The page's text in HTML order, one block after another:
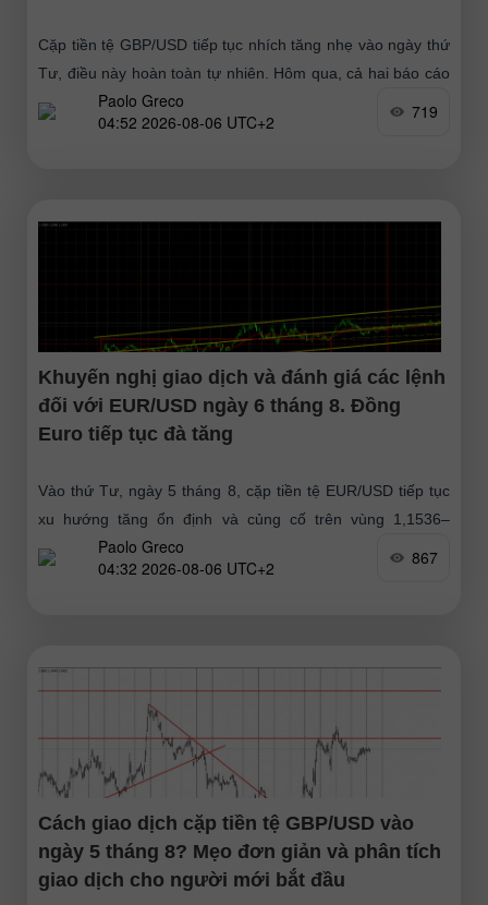
Cặp tiền tệ GBP/USD tiếp tục nhích tăng nhẹ vào ngày thứ
Tư, điều này hoàn toàn tự nhiên. Hôm qua, cả hai báo cáo
từ Mỹ (vốn dĩ cũng
Paolo Greco
04:52 2026-08-06 UTC+2
719
Khuyến nghị giao dịch và đánh giá các lệnh
đối với EUR/USD ngày 6 tháng 8. Đồng
Euro tiếp tục đà tăng
Vào thứ Tư, ngày 5 tháng 8, cặp tiền tệ EUR/USD tiếp tục
xu hướng tăng ổn định và củng cố trên vùng 1,1536–
1,1542. Như đã dự đoán, đà tăng
Paolo Greco
04:32 2026-08-06 UTC+2
867
Cách giao dịch cặp tiền tệ GBP/USD vào
ngày 5 tháng 8? Mẹo đơn giản và phân tích
giao dịch cho người mới bắt đầu